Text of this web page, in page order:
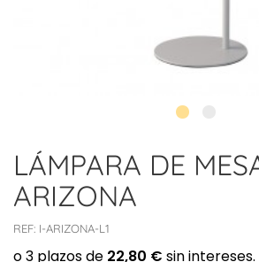
LÁMPARA DE
ARIZONA
REF: I-ARIZONA-L1